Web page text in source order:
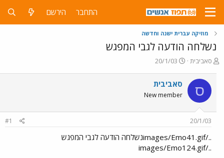
התחבר הירשם
מוזיקה עברית ישנה וחדשה
נשלחה הודעה לגבי המפגש
פ
ח
ה
ו
ש
סאביבית
פ
ס
ם
ת
ך
20/1/03
ס סאביבית
New member
20/1/03
#1
../images/Emo41.gifנשלחה הודעה לגבי המפגש
../images/Emo124.gif